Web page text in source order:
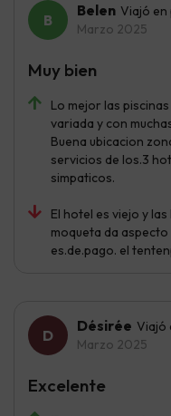
Belen Viajó en
Marzo 2025
Lo mejor las
variada y con
Buena ubicacion
servicios de los.3
simpaticos.
El hotel es viejo y
moqueta da aspecto
es.de.pago. el
Muy bien
Désirée Viajó
Marzo 2025
Excelente